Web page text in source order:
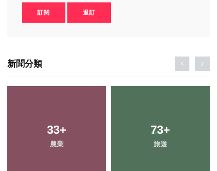
訂閱 退訂
新聞分類
33+
農業
73+
旅遊
95+
健康
23+
頭條